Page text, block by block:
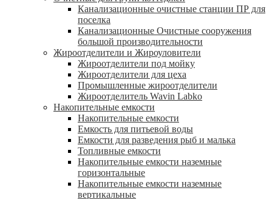
Канализационные очистные станции ПР для
поселка
Канализационные Очистные сооружения
большой производительности
Жироотделители и Жироуловители
Жироотделители под мойку
Жироотделители для цеха
Промышленные жироотделители
Жироотделитель Wavin Labko
Накопительные емкости
Накопительные емкости
Емкость для питьевой воды
Емкости для разведения рыб и малька
Топливные емкости
Накопительные емкости наземные
горизонтальные
Накопительные емкости наземные
вертикальные